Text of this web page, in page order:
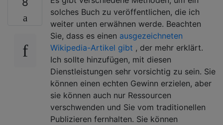
solches Buch zu veröffentlichen, die ich
weiter unten erwähnen werde. Beachten
Sie, dass es einen ausgezeichneten
Wikipedia-Artikel gibt , der mehr erklärt.
Ich sollte hinzufügen, mit diesen
Dienstleistungen sehr vorsichtig zu sein. Sie
können einen echten Gewinn erzielen, aber
sie können auch nur Ressourcen
verschwenden und Sie vom traditionellen
Publizieren fernhalten. Sie können